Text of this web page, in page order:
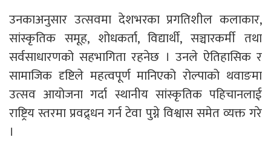
उनकाअनुसार उत्सवमा देशभरका प्रगतिशील कलाकार,
सांस्कृतिक समूह, शोधकर्ता, विद्यार्थी, सञ्चारकर्मी तथा
सर्वसाधारणको सहभागिता रहनेछ । उनले ऐतिहासिक र
सामाजिक दृष्टिले महत्वपूर्ण मानिएको रोल्पाको थवाङमा
उत्सव आयोजना गर्दा स्थानीय सांस्कृतिक पहिचानलाई
राष्ट्रिय स्तरमा प्रवद्र्धन गर्न टेवा पुग्ने विश्वास समेत व्यक्त गरे
।